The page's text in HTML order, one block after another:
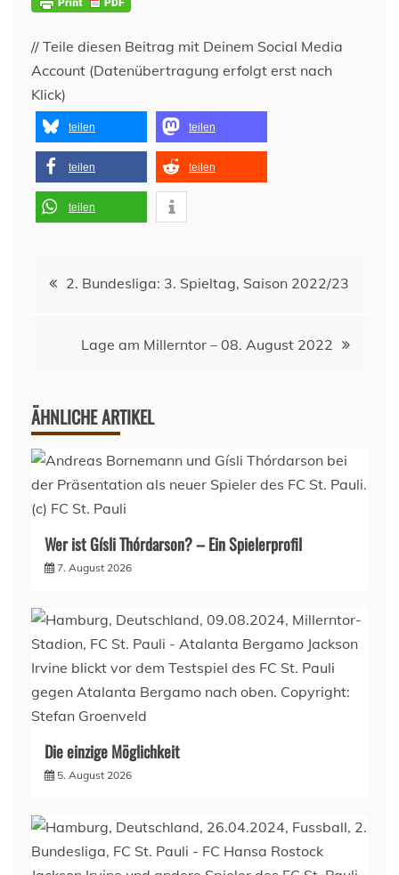
// Teile diesen Beitrag mit Deinem Social Media
Account (Datenübertragung erfolgt erst nach
Klick)
teilen teilen
teilen teilen
teilen
Beitragsnavigation
2. Bundesliga: 3. Spieltag, Saison 2022/23
Lage am Millerntor – 08. August 2022
ÄHNLICHE ARTIKEL
Wer ist Gísli Thórdarson? – Ein Spielerprofil
7. August 2026
Die einzige Möglichkeit
5. August 2026